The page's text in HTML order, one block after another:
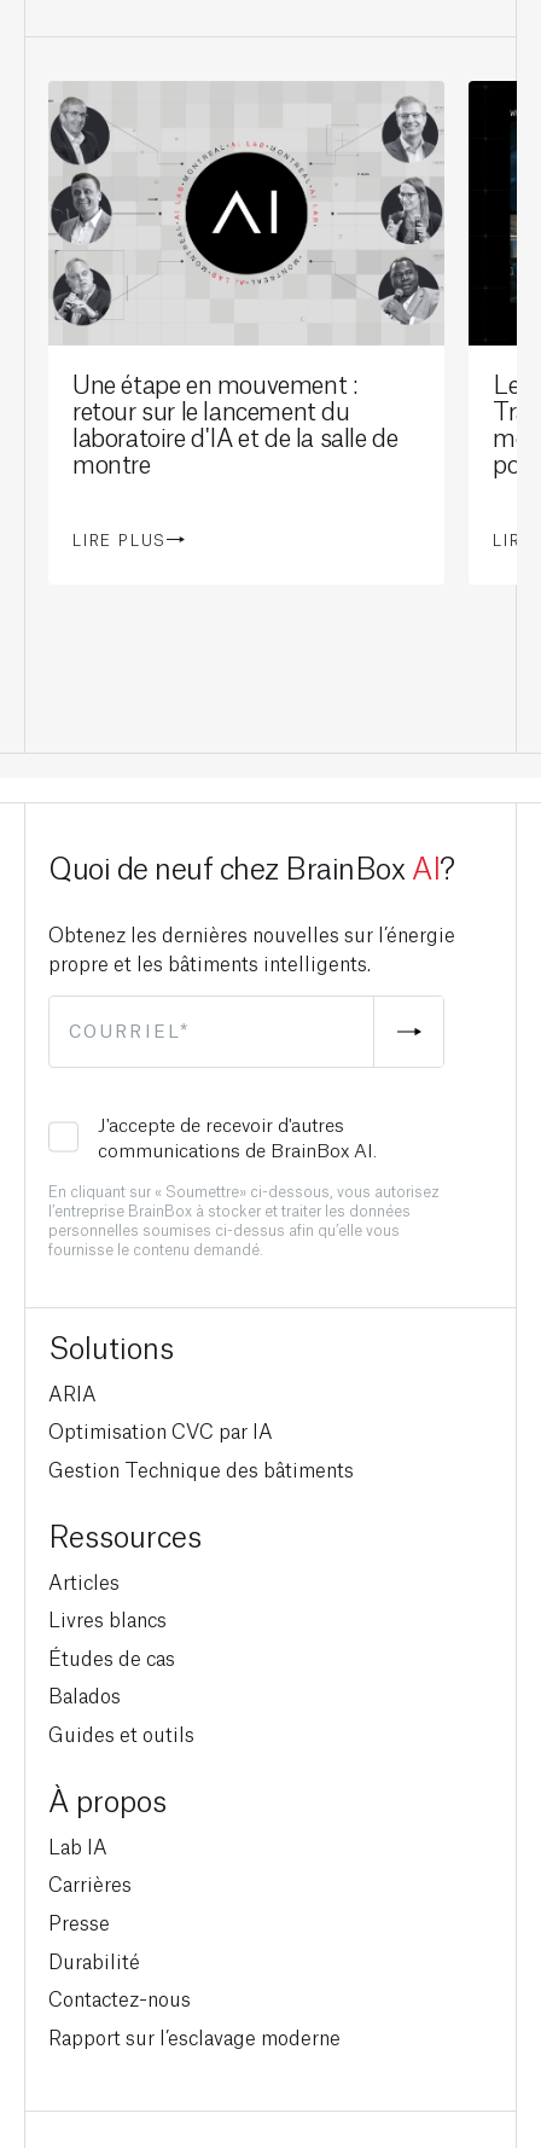
Une étape en mouvement :
retour sur le lancement du
laboratoire d'IA et de la salle de
montre
LIRE PLUS
Le
LIRE
Quoi de neuf chez BrainBox AI?
Obtenez les dernières nouvelles sur l’énergie
propre et les bâtiments intelligents.
J'accepte de recevoir d'autres
communications de BrainBox AI.
En cliquant sur « Soumettre» ci-dessous, vous autorisez
l’entreprise BrainBox à stocker et traiter les données
personnelles soumises ci-dessus afin qu’elle vous
fournisse le contenu demandé.
Solutions
ARIA
Optimisation CVC par IA
Gestion Technique des bâtiments
Ressources
Articles
Livres blancs
Études de cas
Balados
Guides et outils
À propos
Lab IA
Carrières
Presse
Durabilité
Contactez-nous
Rapport sur l’esclavage moderne